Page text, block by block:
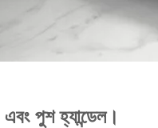
পুশ হ্যান্ডেল।